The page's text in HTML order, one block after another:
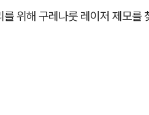
위해 구레나룻 레이저 제모를